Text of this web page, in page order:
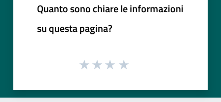
Quanto sono chiare le informazioni
su questa pagina?